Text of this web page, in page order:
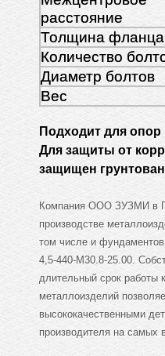
расстояние
Толщина фланца
Количество
Диаметр болтов
Вес
Подходит для опор
Для защиты от
защищен
Компания ООО ЗУЗМИ в
производстве
том числе и
4,5-440-М30.8-25.00.
длительный срок работы
металлоизделий
высококачественными
производителя на самых